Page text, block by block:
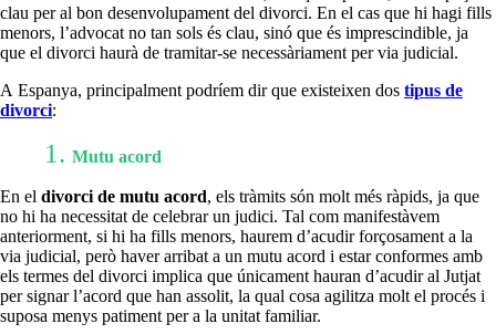
clau per al bon desenvolupament del divorci. En el cas que hi hagi fills
menors, l’advocat no tan sols és clau, sinó que és imprescindible, ja
que el divorci haurà de tramitar-se necessàriament per via judicial.
A Espanya, principalment podríem dir que existeixen dos tipus de
divorci:
Mutu acord
En el divorci de mutu acord, els tràmits són molt més ràpids, ja que
no hi ha necessitat de celebrar un judici. Tal com manifestàvem
anteriorment, si hi ha fills menors, haurem d’acudir forçosament a la
via judicial, però haver arribat a un mutu acord i estar conformes amb
els termes del divorci implica que únicament hauran d’acudir al Jutjat
per signar l’acord que han assolit, la qual cosa agilitza molt el procés i
suposa menys patiment per a la unitat familiar.